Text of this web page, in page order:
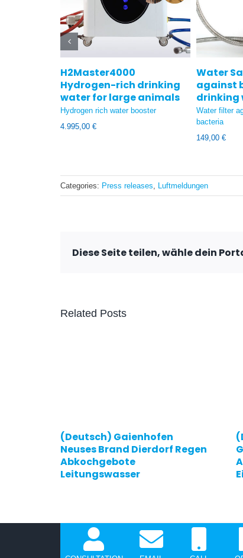
H2Master4000
Hydrogen-rich drinking
water for large animals
Hydrogen rich water booster
4.995,00 €
Water
against
drinking
Water filter
bacteria
149,00 €
Categories: Press releases, Luftmeldungen
Diese Seite teilen, wähle dein
Related Posts
(Deutsch) Gaienhofen
Neuses Brand Dierdorf Regen
Abkochgebote
Leitungswasser